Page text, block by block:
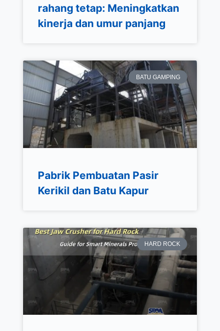
rahang tetap: Meningkatkan
kinerja dan umur panjang
BATU GAMPING
Pabrik Pembuatan Pasir
Kerikil dan Batu Kapur
HARD ROCK